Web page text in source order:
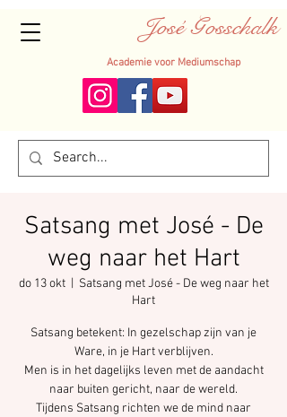
José Gosschalk
Academie voor Mediumschap
Satsang met José - De
weg naar het Hart
do 13 okt
  |
Satsang met José - De weg naar het
Hart
Satsang betekent: In gezelschap zijn van je
Ware, in je Hart verblijven.
Men is in het dagelijks leven met de aandacht
naar buiten gericht, naar de wereld.
Tijdens Satsang richten we de mind naar